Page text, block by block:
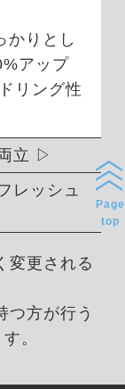
かりとし
アップ
リング性
立
レッシュ
変更される
つ方が行う
。
Page
top